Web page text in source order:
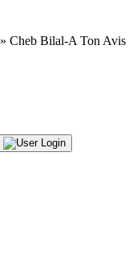
» Cheb Bilal-A Ton Avis